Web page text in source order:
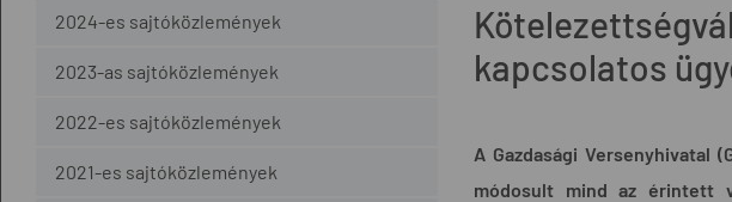
2024-es sajtóközlemények
2023-as sajtóközlemények
2022-es sajtóközlemények
2021-es sajtóközlemények
kapcsolatos
A Gazdasági Versenyhivatal
módosult mind az érintett